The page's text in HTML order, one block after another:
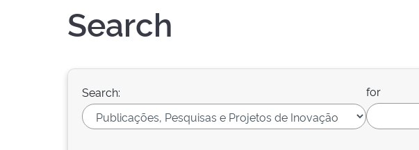
Search
Search: for